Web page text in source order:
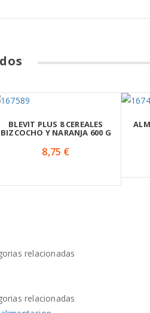
BLEVIT PLUS 8 CEREALES
BIZCOCHO Y NARANJA 600 G
8,75 €
relacionadas
relacionadas